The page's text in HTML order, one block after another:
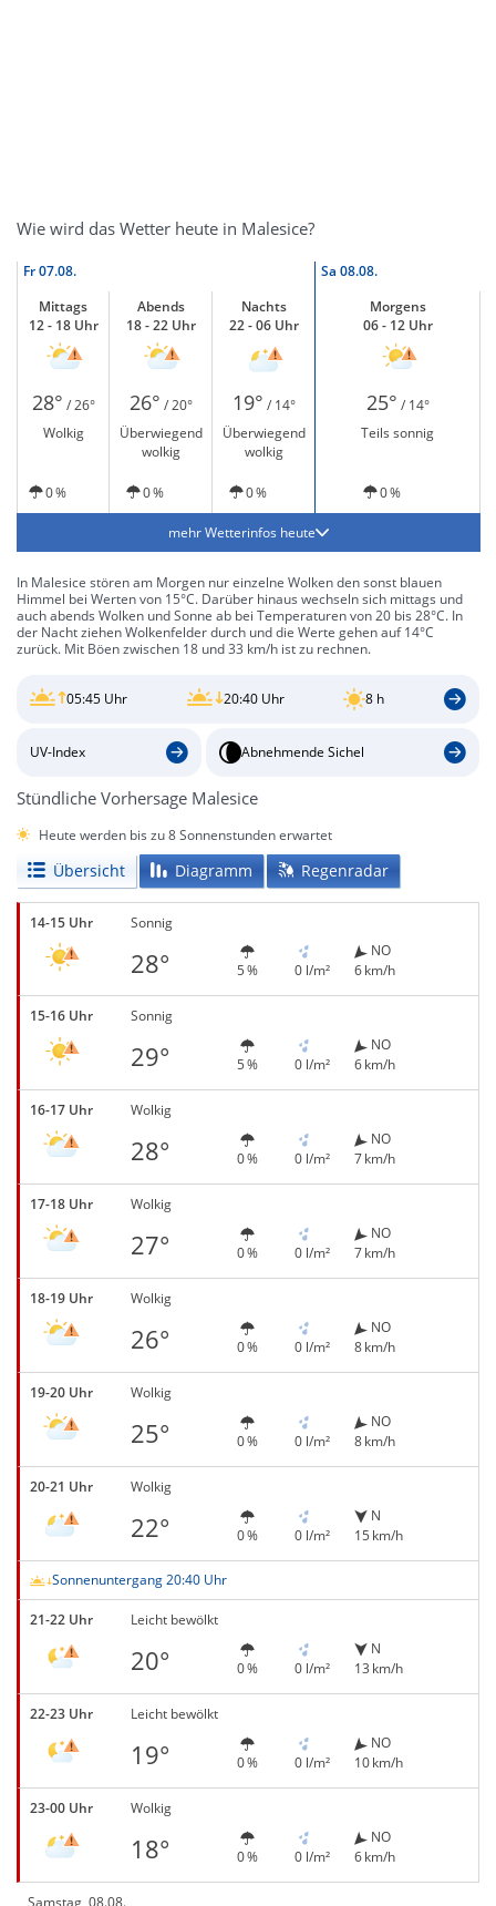
Wie wird das Wetter heute in Malesice?
Fr07.08. Sa 08.08.
Mittags
12 - 18 Uhr
Abends
18 - 22 Uhr
Nachts
22 - 06 Uhr
Morgens
06 - 12 Uhr
28° / 26° 26° / 20° 19° / 14° 25° / 14°
Wolkig
Überwiegend
wolkig
Überwiegend
wolkig
Teils sonnig
0 % 0 % 0 % 0 %
mehr Wetterinfos heute
In Malesice stören am Morgen nur einzelne Wolken den sonst blauen
Himmel bei Werten von 15°C. Darüber hinaus wechseln sich mittags und
auch abends Wolken und Sonne ab bei Temperaturen von 20 bis 28°C. In
der Nacht ziehen Wolkenfelder durch und die Werte gehen auf 14°C
zurück. Mit Böen zwischen 18 und 33 km/h ist zu rechnen.
05:45 Uhr 20:40 Uhr 8 h
UV-Index Abnehmende Sichel
Stündliche Vorhersage Malesice
Heute werden bis zu 8 Sonnenstunden erwartet
Übersicht Diagramm Regenradar
14-15 Uhr Sonnig
28° 5 % 0 l/m²
NO
6 km/h
15-16 Uhr Sonnig
29° 5 % 0 l/m²
NO
6 km/h
16-17 Uhr Wolkig
28° 0 % 0 l/m²
NO
7 km/h
17-18 Uhr Wolkig
27° 0 % 0 l/m²
NO
7 km/h
18-19 Uhr Wolkig
26° 0 % 0 l/m²
NO
8 km/h
19-20 Uhr Wolkig
25° 0 % 0 l/m²
NO
8 km/h
20-21 Uhr Wolkig
22° 0 % 0 l/m²
N
15 km/h
Sonnenuntergang 20:40 Uhr
21-22 Uhr Leicht bewölkt
20° 0 % 0 l/m²
N
13 km/h
22-23 Uhr Leicht bewölkt
19° 0 % 0 l/m²
NO
10 km/h
23-00 Uhr Wolkig
18° 0 % 0 l/m²
NO
6 km/h
Samstag, 08.08.